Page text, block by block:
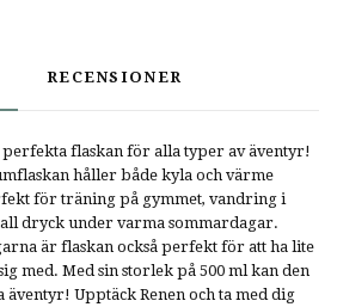
RECENSIONER
perfekta flaskan för alla typer av äventyr!
håller både kyla och värme
för träning på gymmet, vandring i
dryck under varma sommardagar.
är flaskan också perfekt för att ha lite
med. Med sin storlek på 500 ml kan den
Upptäck Renen och ta med dig